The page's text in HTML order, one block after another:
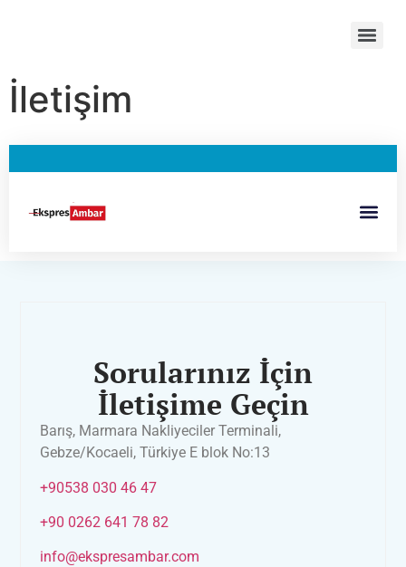
İletişim
Sorularınız İçin
İletişime Geçin
Barış, Marmara Nakliyeciler Terminali,
Gebze/Kocaeli, Türkiye E blok No:13
+90538 030 46 47
+90 0262 641 78 82
info@ekspresambar.com